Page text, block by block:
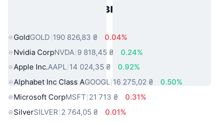
Популярні активи реального
GoldGOLD 190 826,83 ₴
0.04%
Nvidia CorpNVDA 9 818,45 ₴
0.24%
Apple Inc.AAPL 14 024,35 ₴
0.92%
Alphabet Inc Class AGOOGL 16 275,02 ₴
0.50%
Microsoft CorpMSFT 21 713 ₴
0.31%
SilverSILVER 2 764,05 ₴
0.01%